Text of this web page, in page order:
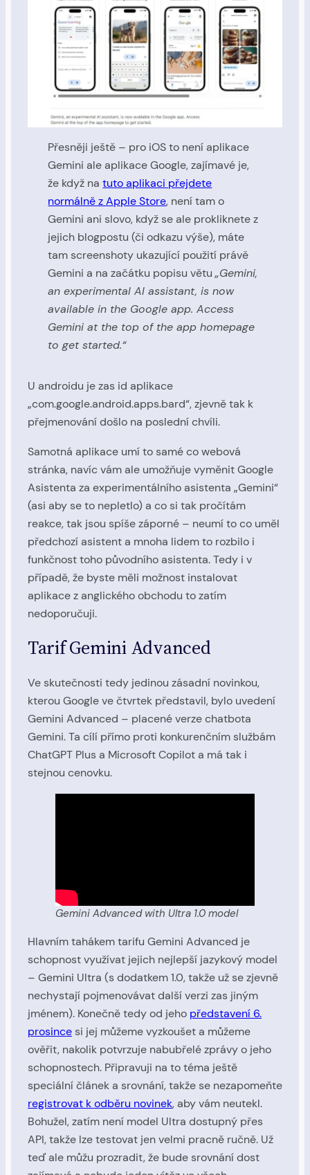
Přesněji ještě – pro iOS to není aplikace
Gemini ale aplikace Google, zajímavé je,
že když natuto aplikaci přejdete
normálně z Apple Store, není tam o
Gemini ani slovo, když se ale prokliknete z
jejich blogpostu (či odkazu výše), máte
tam screenshoty ukazující použití právě
Gemini a na začátku popisu větu„Gemini,
an experimental AI assistant, is now
available in the Google app. Access
Gemini at the top of the app homepage
to get started.“
U androidu je zas id aplikace
„com.google.android.apps.bard“, zjevně tak k
přejmenování došlo na poslední chvíli.
Samotná aplikace umí to samé co webová
stránka, navíc vám ale umožňuje vyměnit Google
Asistenta za experimentálního asistenta „Gemini“
(asi aby se to nepletlo) a co si tak pročítám
reakce, tak jsou spíše záporné – neumí to co uměl
předchozí asistent a mnoha lidem to rozbilo i
funkčnost toho původního asistenta. Tedy i v
případě, že byste měli možnost instalovat
aplikace z anglického obchodu to zatím
nedoporučuji.
Tarif Gemini Advanced
Ve skutečnosti tedy jedinou zásadní novinkou,
kterou Google ve čtvrtek představil, bylo uvedení
Gemini Advanced – placené verze chatbota
Gemini. Ta cílí přímo proti konkurenčním službám
ChatGPT Plus a Microsoft Copilot a má tak i
stejnou cenovku.
Gemini Advanced with Ultra 1.0 model
Hlavním tahákem tarifu Gemini Advanced je
schopnost využívat jejich nejlepší jazykový model
– Gemini Ultra (s dodatkem 1.0, takže už se zjevně
nechystají pojmenovávat další verzi zas jiným
jménem). Konečně tedy od jeho představení 6.
prosince si jej můžeme vyzkoušet a můžeme
ověřit, nakolik potvrzuje nabubřelé zprávy o jeho
schopnostech. Připravuji na to téma ještě
speciální článek a srovnání, takže se nezapomeňte
registrovat k odběru novinek, aby vám neutekl.
Bohužel, zatím není model Ultra dostupný přes
API, takže lze testovat jen velmi pracně ručně. Už
teď ale můžu prozradit, že bude srovnání dost